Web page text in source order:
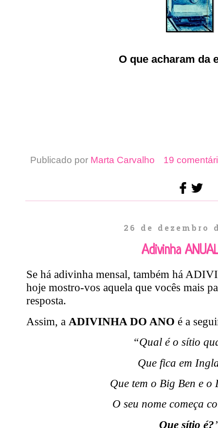
O que acharam da
Publicado por Marta Carvalho 19
26 de dezembro
Adivinha
Se há adivinha mensal, também há
hoje mostro-vos aquela que vocês mais
resposta.
Assim, a ADIVINHA DO ANO é a
“Qual é o sítio
Que fica em
Que tem o Big Ben e o
O seu nome começa
Que sítio é?